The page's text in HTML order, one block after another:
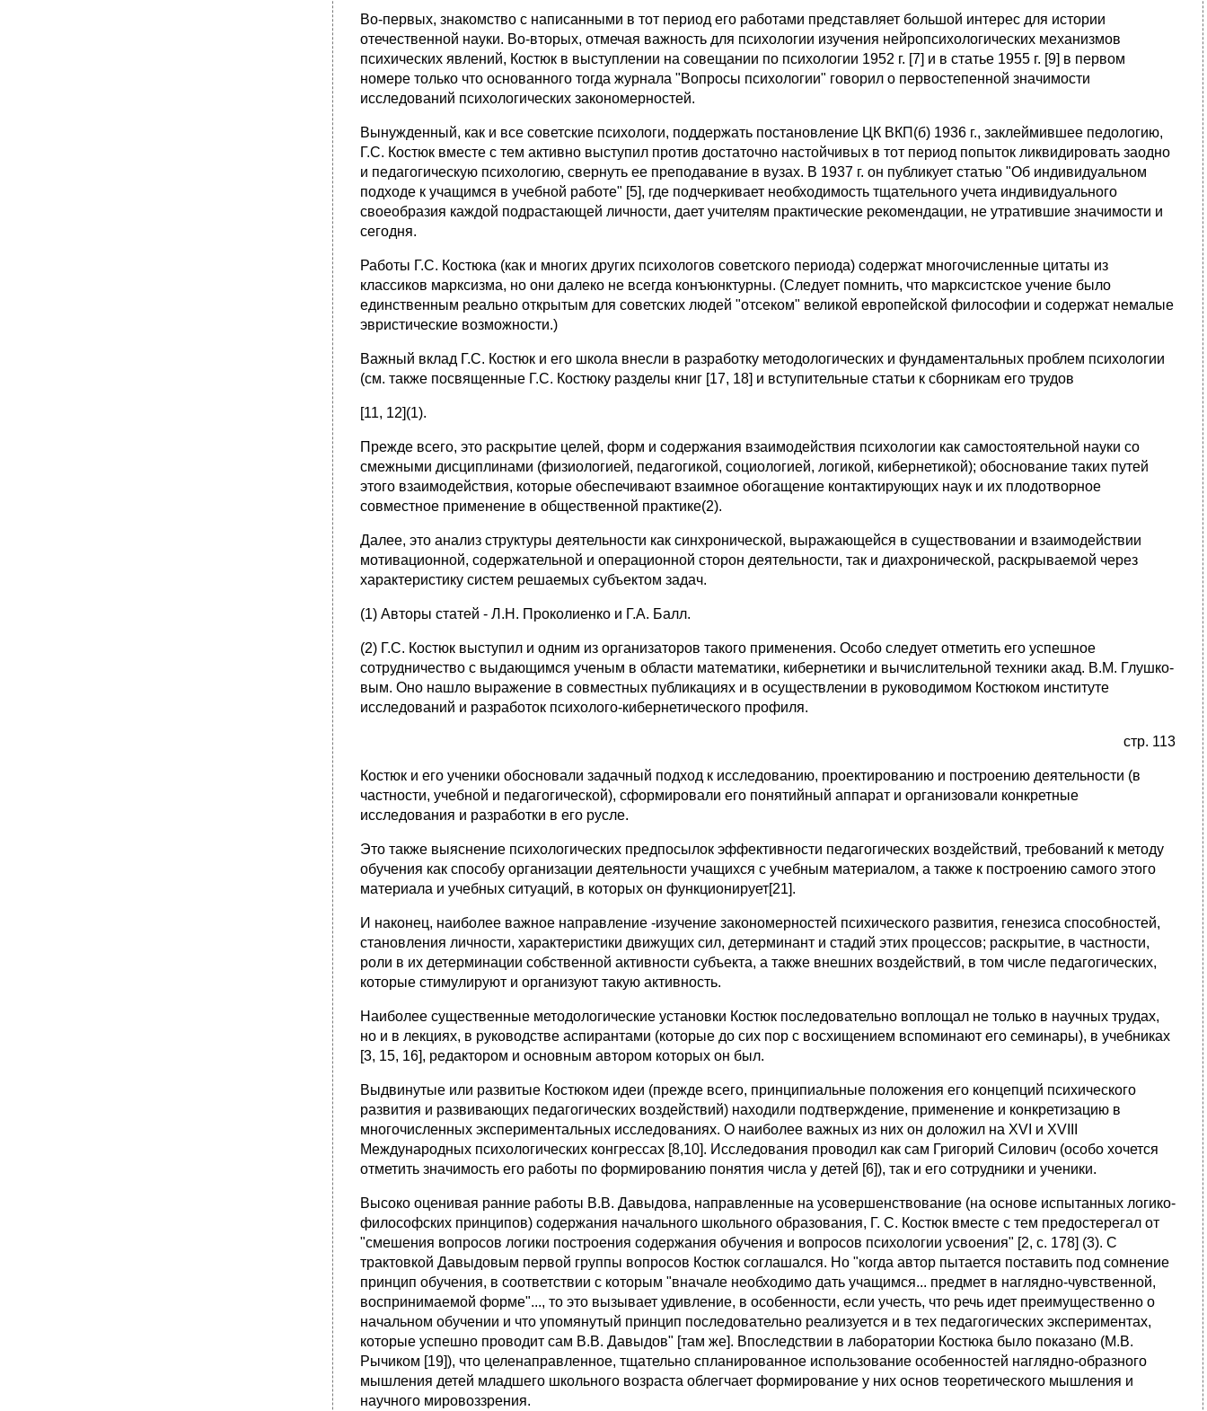
Во-первых, знакомство с написанными в тот период его работами представляет большой интерес для истории
отечественной науки. Во-вторых, отмечая важность для психологии изучения нейропсихологических механизмов
психических явлений, Костюк в выступлении на совещании по психологии 1952 г. [7] и в статье 1955 г. [9] в первом
номере только что основанного тогда журнала "Вопросы психологии" говорил о первостепенной значимости
исследований психологических закономерностей.
Вынужденный, как и все советские психологи, поддержать постановление ЦК ВКП(б) 1936 г., заклеймившее педологию,
Г.С. Костюк вместе с тем активно выступил против достаточно настойчивых в тот период попыток ликвидировать заодно
и педагогическую психологию, свернуть ее преподавание в вузах. В 1937 г. он публикует статью "Об индивидуальном
подходе к учащимся в учебной работе" [5], где подчеркивает необходимость тщательного учета индивидуального
своеобразия каждой подрастающей личности, дает учителям практические рекомендации, не утратившие значимости и
сегодня.
Работы Г.С. Костюка (как и многих других психологов советского периода) содержат многочисленные цитаты из
классиков марксизма, но они далеко не всегда конъюнктурны. (Следует помнить, что марксистское учение было
единственным реально открытым для советских людей "отсеком" великой европейской философии и содержат немалые
эвристические возможности.)
Важный вклад Г.С. Костюк и его школа внесли в разработку методологических и фундаментальных проблем психологии
(см. также посвященные Г.С. Костюку разделы книг [17, 18] и вступительные статьи к сборникам его трудов
[11, 12](1).
Прежде всего, это раскрытие целей, форм и содержания взаимодействия психологии как самостоятельной науки со
смежными дисциплинами (физиологией, педагогикой, социологией, логикой, кибернетикой); обоснование таких путей
этого взаимодействия, которые обеспечивают взаимное обогащение контактирующих наук и их плодотворное
совместное применение в общественной практике(2).
Далее, это анализ структуры деятельности как синхронической, выражающейся в существовании и взаимодействии
мотивационной, содержательной и операционной сторон деятельности, так и диахронической, раскрываемой через
характеристику систем решаемых субъектом задач.
(1) Авторы статей - Л.Н. Проколиенко и Г.А. Балл.
(2) Г.С. Костюк выступил и одним из организаторов такого применения. Особо следует отметить его успешное
сотрудничество с выдающимся ученым в области математики, кибернетики и вычислительной техники акад. В.М. Глушко-
вым. Оно нашло выражение в совместных публикациях и в осуществлении в руководимом Костюком институте
исследований и разработок психолого-кибернетического профиля.
стр. 113
Костюк и его ученики обосновали задачный подход к исследованию, проектированию и построению деятельности (в
частности, учебной и педагогической), сформировали его понятийный аппарат и организовали конкретные
исследования и разработки в его русле.
Это также выяснение психологических предпосылок эффективности педагогических воздействий, требований к методу
обучения как способу организации деятельности учащихся с учебным материалом, а также к построению самого этого
материала и учебных ситуаций, в которых он функционирует[21].
И наконец, наиболее важное направление -изучение закономерностей психического развития, генезиса способностей,
становления личности, характеристики движущих сил, детерминант и стадий этих процессов; раскрытие, в частности,
роли в их детерминации собственной активности субъекта, а также внешних воздействий, в том числе педагогических,
которые стимулируют и организуют такую активность.
Наиболее существенные методологические установки Костюк последовательно воплощал не только в научных трудах,
но и в лекциях, в руководстве аспирантами (которые до сих пор с восхищением вспоминают его семинары), в учебниках
[3, 15, 16], редактором и основным автором которых он был.
Выдвинутые или развитые Костюком идеи (прежде всего, принципиальные положения его концепций психического
развития и развивающих педагогических воздействий) находили подтверждение, применение и конкретизацию в
многочисленных экспериментальных исследованиях. О наиболее важных из них он доложил на XVI и XVIII
Международных психологических конгрессах [8,10]. Исследования проводил как сам Григорий Силович (особо хочется
отметить значимость его работы по формированию понятия числа у детей [6]), так и его сотрудники и ученики.
Высоко оценивая ранние работы В.В. Давыдова, направленные на усовершенствование (на основе испытанных логико-
философских принципов) содержания начального школьного образования, Г. С. Костюк вместе с тем предостерегал от
"смешения вопросов логики построения содержания обучения и вопросов психологии усвоения" [2, с. 178] (3). С
трактовкой Давыдовым первой группы вопросов Костюк соглашался. Но "когда автор пытается поставить под сомнение
принцип обучения, в соответствии с которым "вначале необходимо дать учащимся... предмет в наглядно-чувственной,
воспринимаемой форме"..., то это вызывает удивление, в особенности, если учесть, что речь идет преимущественно о
начальном обучении и что упомянутый принцип последовательно реализуется и в тех педагогических экспериментах,
которые успешно проводит сам В.В. Давыдов" [там же]. Впоследствии в лаборатории Костюка было показано (М.В.
Рычиком [19]), что целенаправленное, тщательно спланированное использование особенностей наглядно-образного
мышления детей младшего школьного возраста облегчает формирование у них основ теоретического мышления и
научного мировоззрения.